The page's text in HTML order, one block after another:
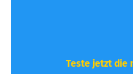
Teste jetzt die